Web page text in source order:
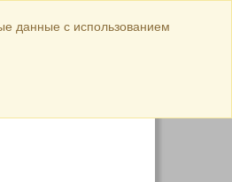
материалы
данные с использованием